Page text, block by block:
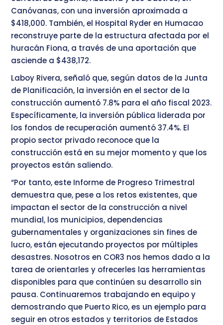
Canóvanas, con una inversión aproximada a
$418,000. También, el Hospital Ryder en Humacao
reconstruye parte de la estructura afectada por el
huracán Fiona, a través de una aportación que
asciende a $438,172.
Laboy Rivera, señaló que, según datos de la Junta
de Planificación, la inversión en el sector de la
construcción aumentó 7.8% para el año fiscal 2023.
Específicamente, la inversión pública liderada por
los fondos de recuperación aumentó 37.4%. El
propio sector privado reconoce que la
construcción está en su mejor momento y que los
proyectos están saliendo.
“Por tanto, este Informe de Progreso Trimestral
demuestra que, pese a los retos existentes, que
impactan el sector de la construcción a nivel
mundial, los municipios, dependencias
gubernamentales y organizaciones sin fines de
lucro, están ejecutando proyectos por múltiples
desastres. Nosotros en COR3 nos hemos dado a la
tarea de orientarles y ofrecerles las herramientas
disponibles para que continúen su desarrollo sin
pausa. Continuaremos trabajando en equipo y
demostrando que Puerto Rico, es un ejemplo para
seguir en otros estados y territorios de Estados